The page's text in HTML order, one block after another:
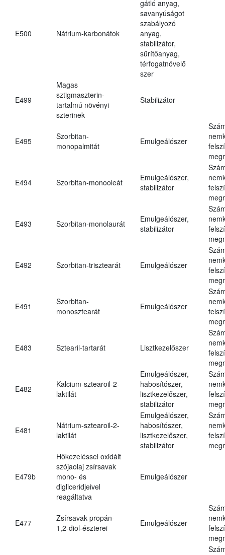
E500 Nátrium-karbonátok
gátló anyag,
savanyúságot
szabályozó
anyag,
stabilizátor,
sűrítőanyag,
térfogatnövelő
szer
E499
Magas
sztigmaszterin-
tartalmú növényi
szterinek
Stabilizátor
E495
Szorbitan-
monopalmitát
Emulgeálószer
E494 Szorbitan-monooleát
Emulgeálószer,
stabilizátor
E493 Szorbitan-monolaurát
Emulgeálószer,
stabilizátor
E492 Szorbitan-trisztearát Emulgeálószer
E491
Szorbitan-
monosztearát
Emulgeálószer
E483 Sztearil-tartarát Lisztkezelőszer
E482
Kalcium-sztearoil-2-
laktilát
Emulgeálószer,
habosítószer,
lisztkezelőszer,
stabilizátor
E481
Nátrium-sztearoil-2-
laktilát
Emulgeálószer,
habosítószer,
lisztkezelőszer,
stabilizátor
E479b
Hőkezeléssel oxidált
szójaolaj zsírsavak
mono- és
digliceridjeivel
reagáltatva
Emulgeálószer
E477
Zsírsavak propán-
1,2-diol-észterei
Emulgeálószer